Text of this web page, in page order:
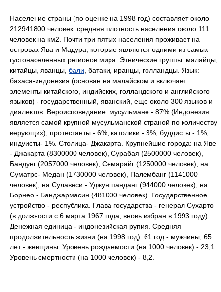
Население страны (по оценке на 1998 год) составляет около
212941800 человек, средняя плотность населения около 111
человек на км2. Почти три пятых населения проживает на
островах Ява и Мадура, которые являются одними из самых
густонаселенных регионов мира. Этнические группы: малайцы,
китайцы, яванцы, бали , батаки, иранцы, голландцы. Язык:
бахаса-индонезия (основан на малайском и включает
элементы китайского, индийских, голландского и английского
языков) - государственный, яванский, еще около 300 языков и
диалектов. Вероисповедание: мусульмане - 87% (Индонезия
является самой крупной мусульманской страной по количеству
верующих), протестанты - 6%, католики - 3%, буддисты - 1%,
индуисты- 1%. Столица- Джакарта. Крупнейшие города: на Яве
- Джакарта (8300000 человек), Сурабая (2500000 человек),
Бандунг (2057000 человек), Семарайг (1250000 человек); на
Суматре- Медан (1730000 человек), Палембанг (1141000
человек); на Сулавеси - Уджунгпанданг (944000 человек); на
Борнео - Банджармасин (481000 человек). Государственное
устройство - республика. Глава государства - генерал Сухарто
(в должности с 6 марта 1967 года, вновь избран в 1993 году).
Денежная единица - индонезийская рупия. Средняя
продолжительность жизни (на 1998 год): 61 год - мужчины, 65
лет - женщины. Уровень рождаемости (на 1000 человек) - 23,1.
Уровень смертности (на 1000 человек) - 8,2.